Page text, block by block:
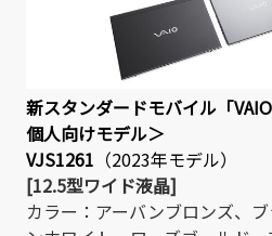
新スタンダードモバイル「
個人向けモデル＞
VJS1261 （2023年モデル）
[12.5型ワイド液晶]
カラー：アーバンブロンズ、